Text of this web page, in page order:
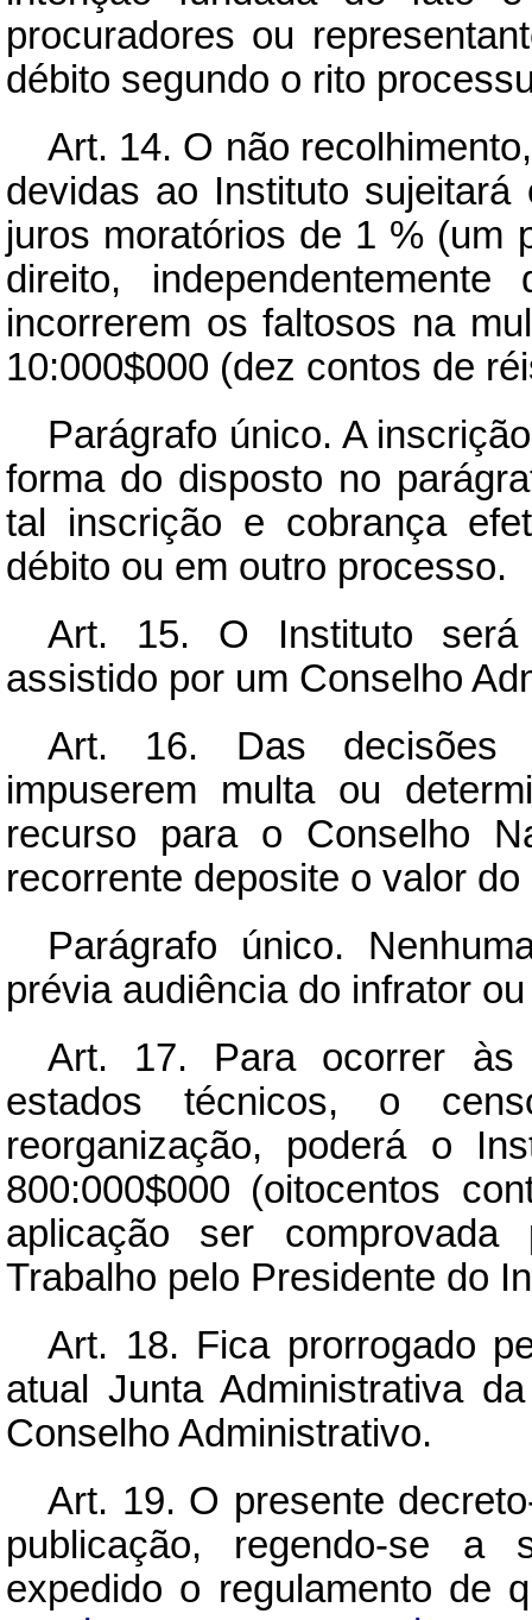
procuradores ou
débito segundo o rito
Art. 14. O não
devidas ao Instituto
juros moratórios de 1 % (um
direito,
incorrerem os faltosos na
10:000$000 (dez contos de
Parágrafo único. A
forma do disposto no
tal inscrição e cobrança
débito ou em outro processo.
Art. 15. O Instituto será
assistido por um Conselho
Art. 16. Das decisões
impuserem multa ou
recurso para o Conselho
recorrente deposite o valor
Parágrafo único.
prévia audiência do infrator
Art. 17. Para ocorrer às
estados técnicos, o
reorganização, poderá o
800:000$000 (oitocentos
aplicação ser
Trabalho pelo Presidente do
Art. 18. Fica prorrogado
atual Junta Administrativa
Conselho Administrativo.
Art. 19. O presente
publicação, regendo-se a
expedido o regulamento de